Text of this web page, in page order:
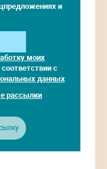
и
моих
соответствии с
данных
рассылки